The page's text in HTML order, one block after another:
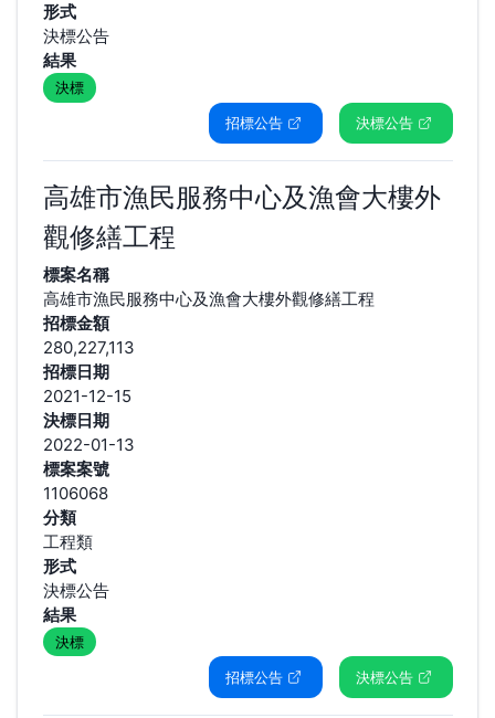
形式
決標公告
結果
決標
招標公告
決標公告
高雄市漁民服務中心及漁會大樓外
觀修繕工程
標案名稱
高雄市漁民服務中心及漁會大樓外觀修繕工程
招標金額
280,227,113
招標日期
2021-12-15
決標日期
2022-01-13
標案案號
1106068
分類
工程類
形式
決標公告
結果
決標
招標公告
決標公告